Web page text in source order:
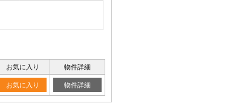
お気に入り 物件詳細
お気に入り 物件詳細